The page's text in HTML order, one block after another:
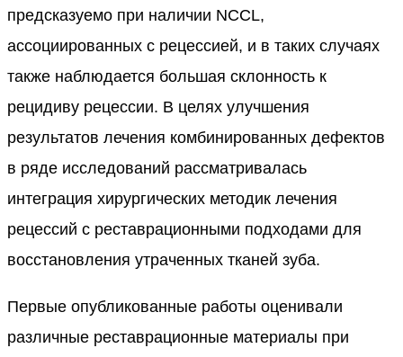
предсказуемо при наличии NCCL,
ассоциированных с рецессией, и в таких случаях
также наблюдается большая склонность к
рецидиву рецессии. В целях улучшения
результатов лечения комбинированных дефектов
в ряде исследований рассматривалась
интеграция хирургических методик лечения
рецессий с реставрационными подходами для
восстановления утраченных тканей зуба.
Первые опубликованные работы оценивали
различные реставрационные материалы при